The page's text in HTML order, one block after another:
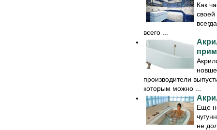
Как
своей
всего ...
производители
которым можно ...
Еще
не